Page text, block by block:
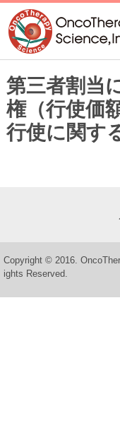
第三者割当
権（行使価
行使に関す
Copyright © 2016.
ights Reserved.